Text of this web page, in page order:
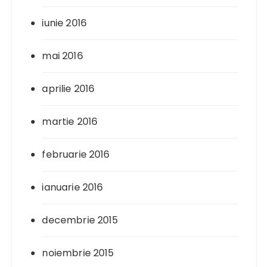
iunie 2016
mai 2016
aprilie 2016
martie 2016
februarie 2016
ianuarie 2016
decembrie 2015
noiembrie 2015